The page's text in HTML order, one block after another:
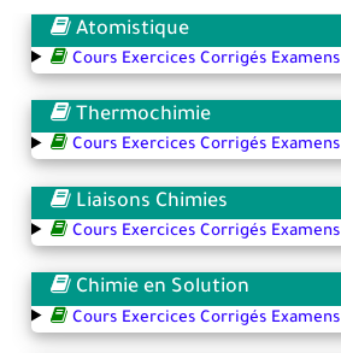
Atomistique
Cours Exercices Corrigés Examens
Thermochimie
Cours Exercices Corrigés Examens
Liaisons Chimies
Cours Exercices Corrigés Examens
Chimie en Solution
Cours Exercices Corrigés Examens